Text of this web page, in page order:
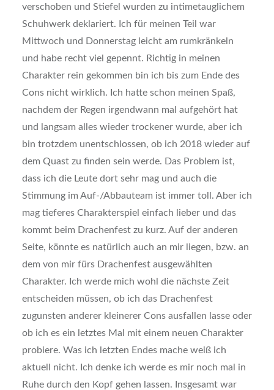
verschoben und Stiefel wurden zu intimetauglichem
Schuhwerk deklariert. Ich für meinen Teil war
Mittwoch und Donnerstag leicht am rumkränkeln
und habe recht viel gepennt. Richtig in meinen
Charakter rein gekommen bin ich bis zum Ende des
Cons nicht wirklich. Ich hatte schon meinen Spaß,
nachdem der Regen irgendwann mal aufgehört hat
und langsam alles wieder trockener wurde, aber ich
bin trotzdem unentschlossen, ob ich 2018 wieder auf
dem Quast zu finden sein werde. Das Problem ist,
dass ich die Leute dort sehr mag und auch die
Stimmung im Auf-/Abbauteam ist immer toll. Aber ich
mag tieferes Charakterspiel einfach lieber und das
kommt beim Drachenfest zu kurz. Auf der anderen
Seite, könnte es natürlich auch an mir liegen, bzw. an
dem von mir fürs Drachenfest ausgewählten
Charakter. Ich werde mich wohl die nächste Zeit
entscheiden müssen, ob ich das Drachenfest
zugunsten anderer kleinerer Cons ausfallen lasse oder
ob ich es ein letztes Mal mit einem neuen Charakter
probiere. Was ich letzten Endes mache weiß ich
aktuell nicht. Ich denke ich werde es mir noch mal in
Ruhe durch den Kopf gehen lassen. Insgesamt war